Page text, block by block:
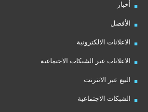
أخبار
الأفضل
الاعلانات الالكترونية
الاعلانات عبر الشبكات الاجتماعية
البيع عبر الانترنت
الشبكات الاجتماعية